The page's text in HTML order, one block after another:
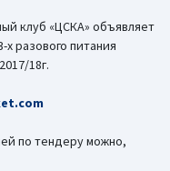
клуб «ЦСКА» объявляет
разового питания
18г.
по тендеру можно,